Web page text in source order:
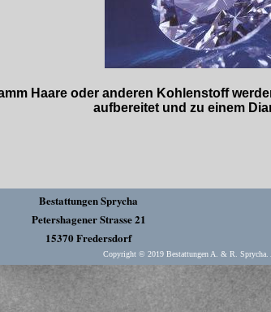
Haare oder anderen Kohlenstoff
aufbereitet und zu einem
Bestattungen Sprycha
Petershagener Strasse 21
15370 Fredersdorf
Copyright © 2019 Bestattungen A. & R. Sprycha.